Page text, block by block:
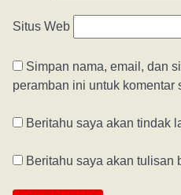
Situs Web
Simpan nama, email, dan
peramban ini untuk komentar
Beritahu saya akan tindak
Beritahu saya akan tulisan